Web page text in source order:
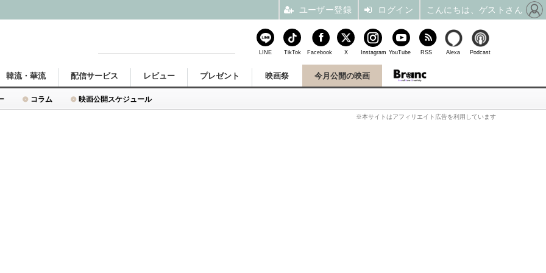
コラム 映画公開スケジュール
韓流・華流 配信サービス レビュー プレゼント 映画祭 今月公開の映画
※本サイトはアフィリエイト広告を利用しています
LINE TikTok Facebook X Instagram YouTube RSS Alexa Podcast
ユーザー登録 ログイン こんにちは、ゲストさん